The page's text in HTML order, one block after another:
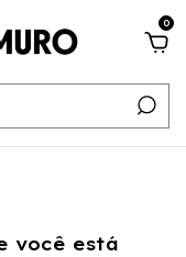
0
você está